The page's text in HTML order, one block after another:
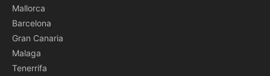
Mallorca
Barcelona
Gran Canaria
Malaga
Tenerrifa